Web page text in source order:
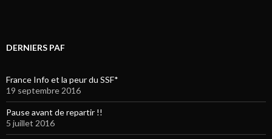
DERNIERS PAF
France Info et la peur du SSF*
19 septembre 2016
Pause avant de repartir !!
5 juillet 2016